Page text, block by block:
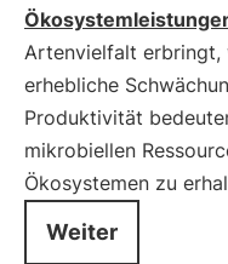
Artenvielfalt erbringt,
erhebliche
Produktivität
mikrobiellen
Ökosystemen zu
Weiter